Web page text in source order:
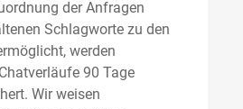
der Anfragen
Schlagworte zu den
werden
90 Tage
Wir weisen